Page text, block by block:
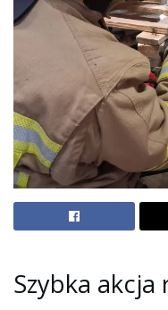
Szybka akcja